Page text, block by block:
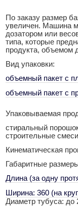
По заказу размер
увеличен. Машина
дозатором или
типа, которые
продукта, объемом
Вид упаковки:
объемный пакет с
объемный пакет с
Упаковываемая
стиральный
строительные
Кинематическая
Габаритные
Длина (за одну
Ширина: 360 (на
Диаметр тубуса: до